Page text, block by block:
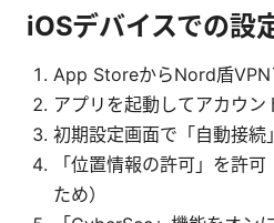
iOSデバイスでの設
App StoreからNord盾VPN
アプリを起動してアカウン
初期設定画面で「自動接続
「位置情報の許可」を許
ため）